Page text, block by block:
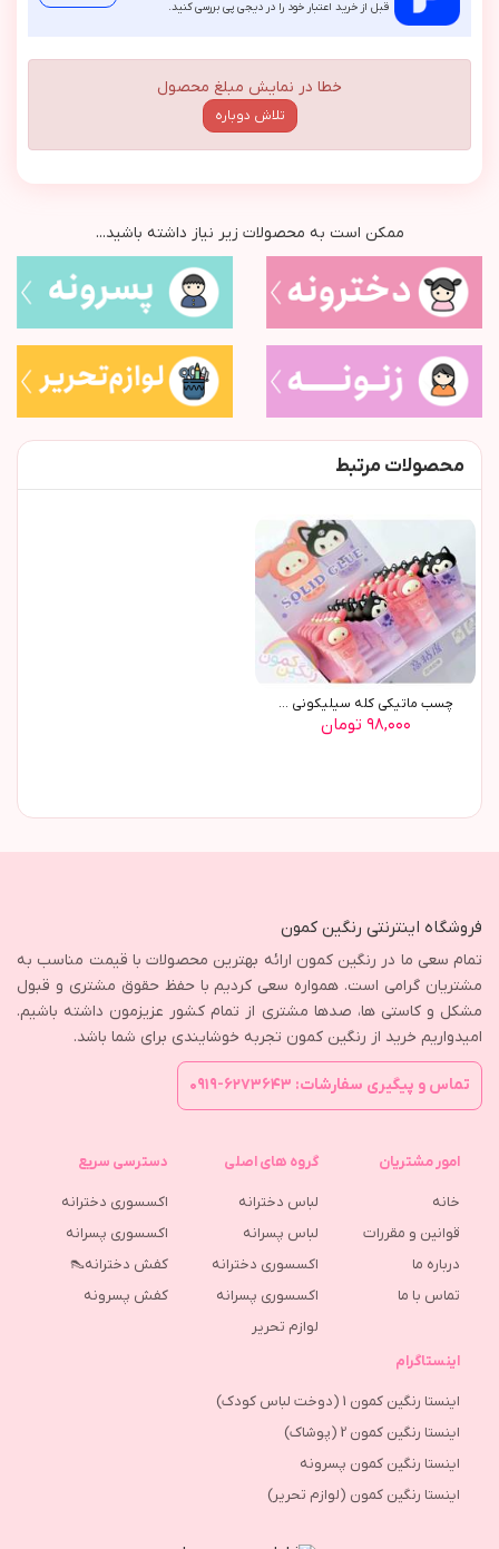
قبل از خرید اعتبار خود را در دیجی پی بررسی کنید.
خطا در نمایش مبلغ محصول
تلاش دوباره
ممکن است به محصولات زیر نیاز داشته باشید...
محصولات مرتبط
چسب ماتيکي کله سيليکوني ...
۹۸,۰۰۰ تومان
فروشگاه اینترنتی رنگین کمون
تمام سعی ما در رنگین کمون ارائه بهترین محصولات با قیمت مناسب به
مشتریان گرامی است. همواره سعی کردیم با حفظ حقوق مشتری و قبول
مشکل و کاستی ها، صدها مشتری از تمام کشور عزیزمون داشته باشیم.
امیدواریم خرید از رنگین کمون تجربه خوشایندی برای شما باشد.
تماس و پیگیری سفارشات: ۶۲۷۳۶۴۳-۰۹۱۹
امور مشتریان
خانه
قوانین و مقررات
درباره ما
تماس با ما
گروه های اصلی
لباس دخترانه
لباس پسرانه
اکسسوری دخترانه
اکسسوری پسرانه
لوازم تحریر
دسترسی سریع
اکسسوری دخترانه
اکسسوری پسرانه
کفش دخترانه👠
كفش پسرونه
اینستاگرام
اینستا رنگین کمون 1 (دوخت لباس کودک)
اینستا رنگین کمون 2 (پوشاک)
اینستا رنگین کمون پسرونه
اینستا رنگین کمون (لوازم تحریر)